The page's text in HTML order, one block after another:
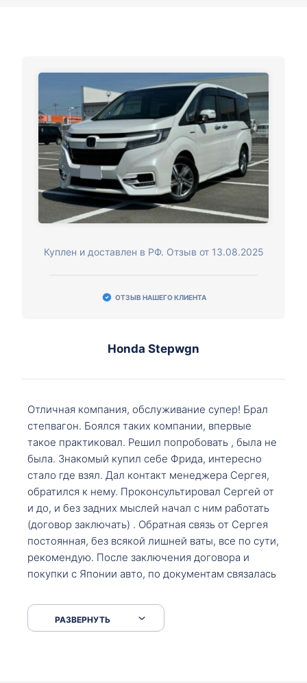
Куплен и доставлен в РФ. Отзыв от 13.08.2025
ОТЗЫВ НАШЕГО КЛИЕНТА
Honda Stepwgn
Отличная компания, обслуживание супер! Брал
степвагон. Боялся таких компании, впервые
такое практиковал. Решил попробовать , была не
была. Знакомый купил себе Фрида, интересно
стало где взял. Дал контакт менеджера Сергея,
обратился к нему. Проконсультировал Сергей от
и до, и без задних мыслей начал с ним работать
(договор заключать) . Обратная связь от Сергея
постоянная, без всякой лишней ваты, все по сути,
рекомендую. После заключения договора и
покупки с Японии авто, по документам связалась
что заполнить, куда зайти, образцы и т.д. После
приехал за авто. Меня тепло встретили Сергей с
РАЗВЕРНУТЬ